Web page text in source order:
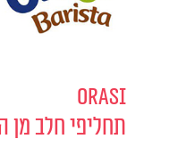
Orasi
תחליפי חלב מן